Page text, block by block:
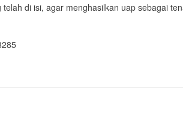
di isi, agar menghasilkan uap sebagai